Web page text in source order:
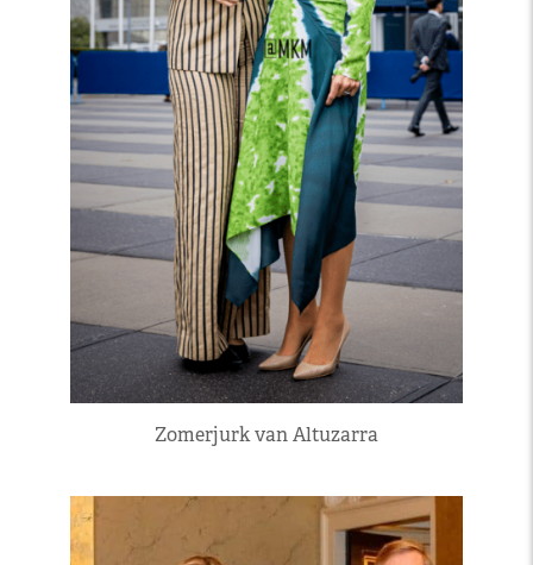
Zomerjurk van Altuzarra